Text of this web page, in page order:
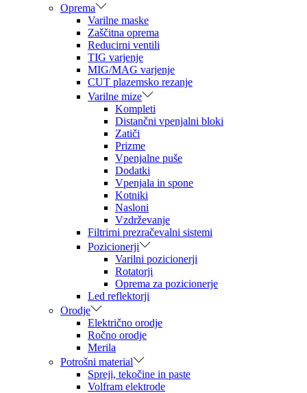
Oprema
Varilne maske
Zaščitna oprema
Reducirni ventili
TIG varjenje
MIG/MAG varjenje
CUT plazemsko rezanje
Varilne mize
Kompleti
Distančni vpenjalni bloki
Zatiči
Prizme
Vpenjalne puše
Dodatki
Vpenjala in spone
Kotniki
Nasloni
Vzdrževanje
Filtrirni prezračevalni sistemi
Pozicionerji
Varilni pozicionerji
Rotatorji
Oprema za pozicionerje
Led reflektorji
Orodje
Električno orodje
Ročno orodje
Merila
Potrošni material
Spreji, tekočine in paste
Volfram elektrode